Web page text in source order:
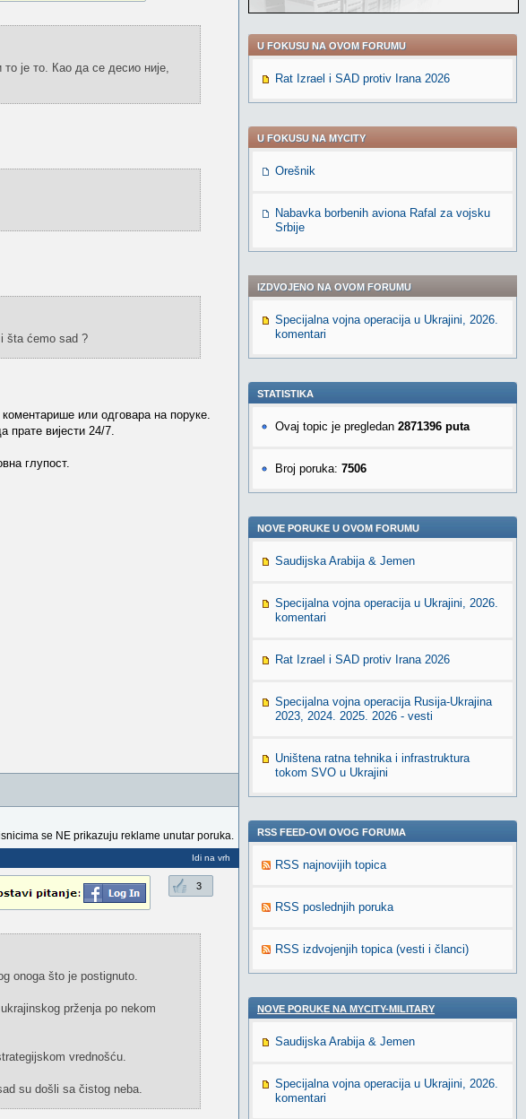
је то. Као да се десио није,
šta ćemo sad ?
или одговара на поруке.
прате вијести 24/7.
глупост.
se NE prikazuju reklame unutar poruka.
Idi na vrh
3
onoga što je postignuto.
prženja po nekom
vrednošću.
su došli sa čistog neba.
U FOKUSU NA OVOM FORUMU
Rat Izrael i SAD protiv Irana 2026
U FOKUSU NA MYCITY
Orešnik
Nabavka borbenih aviona Rafal za vojsku
Srbije
IZDVOJENO NA OVOM FORUMU
Specijalna vojna operacija u Ukrajini, 2026.
komentari
STATISTIKA
Ovaj topic je pregledan 2871396 puta
Broj poruka: 7506
NOVE PORUKE U OVOM FORUMU
Saudijska Arabija & Jemen
Specijalna vojna operacija u Ukrajini, 2026.
komentari
Rat Izrael i SAD protiv Irana 2026
Specijalna vojna operacija Rusija-Ukrajina
2023, 2024. 2025. 2026 - vesti
Uništena ratna tehnika i infrastruktura
tokom SVO u Ukrajini
RSS FEED-OVI OVOG FORUMA
RSS najnovijih topica
RSS poslednjih poruka
RSS izdvojenjih topica (vesti i članci)
NOVE PORUKE NA MYCITY-MILITARY
Saudijska Arabija & Jemen
Specijalna vojna operacija u Ukrajini, 2026.
komentari